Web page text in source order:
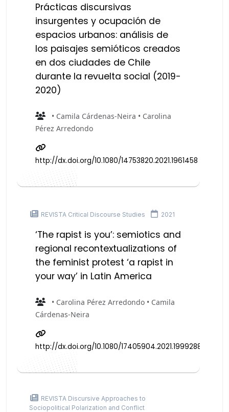
Prácticas discursivas
insurgentes y ocupación de
espacios urbanos: análisis de
los paisajes semióticos creados
en dos ciudades de Chile
durante la revuelta social (2019-
2020)
• Camila Cárdenas-Neira • Carolina
Pérez Arredondo
http://dx.doi.org/10.1080/14753820.2021.1961458
REVISTA Critical Discourse Studies 2021
‘The rapist is you’: semiotics and
regional recontextualizations of
the feminist protest ‘a rapist in
your way’ in Latin America
• Carolina Pérez Arredondo • Camila
Cárdenas-Neira
http://dx.doi.org/10.1080/17405904.2021.1999288
REVISTA Discursive Approaches to
Sociopolitical Polarization and Conflict